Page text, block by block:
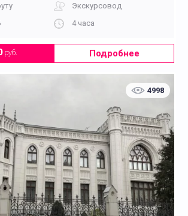
Экскурсовод
4 часа
руб. Подробнее
4998